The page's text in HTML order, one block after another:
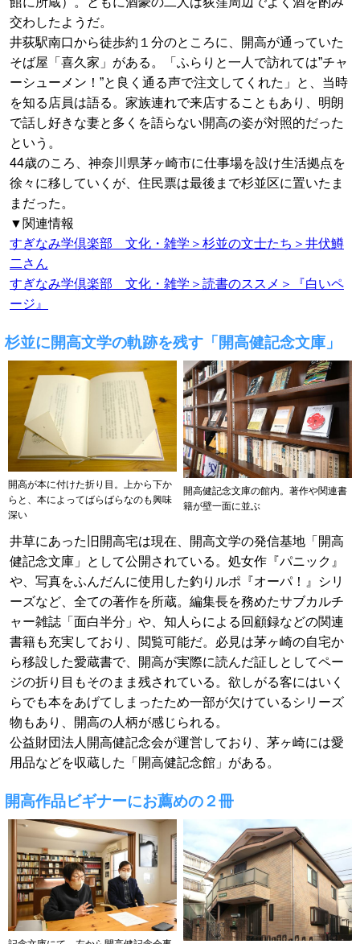
交わしたようだ。
井荻駅南口から徒歩約１分のところに、開高が通っていた
そば屋「喜久家」がある。「ふらりと一人で訪れては”チャ
ーシューメン！”と良く通る声で注文してくれた」と、当時
を知る店員は語る。家族連れで来店することもあり、明朗
で話し好きな妻と多くを語らない開高の姿が対照的だった
という。
44歳のころ、神奈川県茅ヶ崎市に仕事場を設け生活拠点を
徐々に移していくが、住民票は最後まで杉並区に置いたま
まだった。
▼関連情報
すぎなみ学倶楽部 文化・雑学＞杉並の文士たち＞井伏鱒
二さん
すぎなみ学倶楽部 文化・雑学＞読書のススメ＞『白いペ
ージ』
杉並に開高文学の軌跡を残す「開高健記念文庫」
井草にあった旧開高宅は現在、開高文学の発信基地「開高
健記念文庫」として公開されている。処女作『パニック』
や、写真をふんだんに使用した釣りルポ『オーパ！』シリ
ーズなど、全ての著作を所蔵。編集長を務めたサブカルチ
ャー雑誌「面白半分」や、知人らによる回顧録などの関連
書籍も充実しており、閲覧可能だ。必見は茅ヶ崎の自宅か
ら移設した愛蔵書で、開高が実際に読んだ証しとしてペー
ジの折り目もそのまま残されている。欲しがる客にはいく
らでも本をあげてしまったため一部が欠けているシリーズ
物もあり、開高の人柄が感じられる。
公益財団法人開高健記念会が運営しており、茅ヶ崎には愛
用品などを収蔵した「開高健記念館」がある。
開高が本に付けた折り目。上から下か
らと、本によってばらばらなのも興味
深い
開高健記念文庫の館内。著作や関連書
籍が壁一面に並ぶ
開高作品ビギナーにお薦めの２冊